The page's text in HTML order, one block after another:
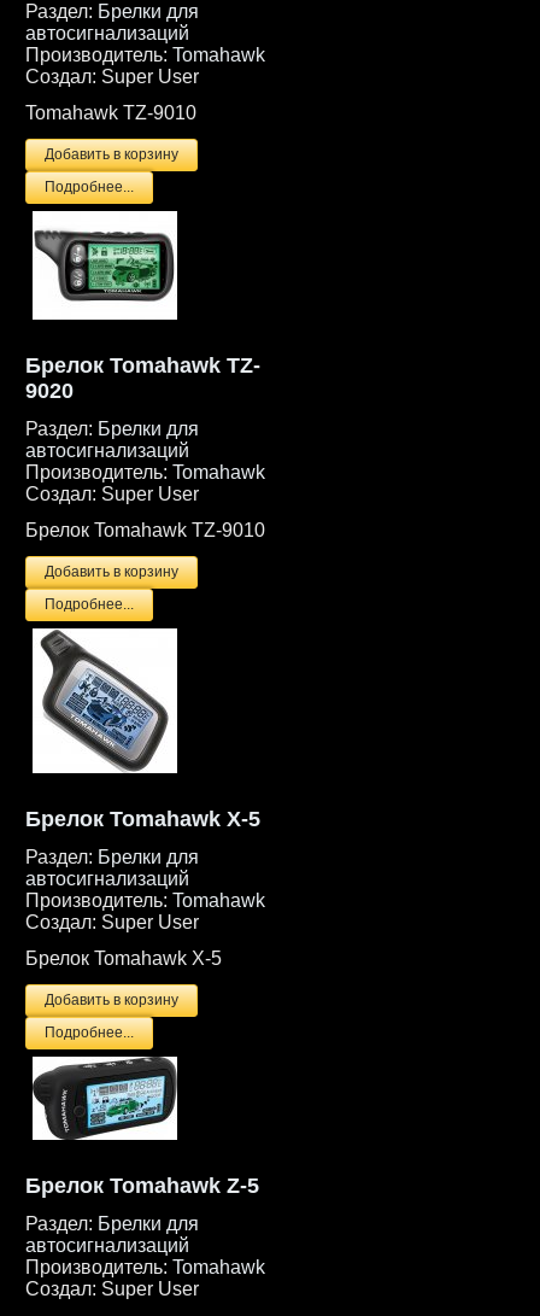
Раздел: Брелки для
автосигнализаций
Производитель:Tomahawk
Создал: Super User
Tomahawk TZ-9010
Подробнее...
Брелок Tomahawk TZ-
9020
Раздел: Брелки для
автосигнализаций
Производитель:Tomahawk
Создал: Super User
Брелок Tomahawk TZ-9010
Подробнее...
Брелок Tomahawk X-5
Раздел: Брелки для
автосигнализаций
Производитель:Tomahawk
Создал: Super User
Брелок Tomahawk X-5
Подробнее...
Брелок Tomahawk Z-5
Раздел: Брелки для
автосигнализаций
Производитель:Tomahawk
Создал: Super User